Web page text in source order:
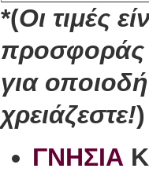
*(Οι τιμές
προσφοράς
για
χρειάζεστε!)
ΓΝΗΣΙΑ